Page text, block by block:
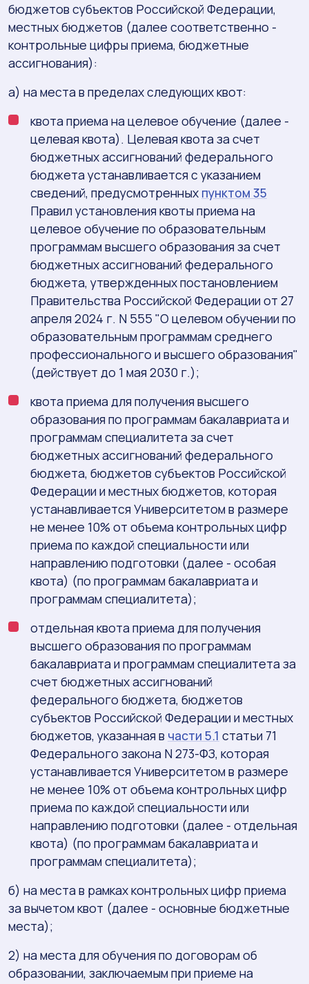
бюджетов субъектов Российской Федерации,
местных бюджетов (далее соответственно -
контрольные цифры приема, бюджетные
ассигнования):
а) на места в пределах следующих квот:
квота приема на целевое обучение (далее -
целевая квота). Целевая квота за счет
бюджетных ассигнований федерального
бюджета устанавливается с указанием
сведений, предусмотренных пунктом 35
Правил установления квоты приема на
целевое обучение по образовательным
программам высшего образования за счет
бюджетных ассигнований федерального
бюджета, утвержденных постановлением
Правительства Российской Федерации от 27
апреля 2024 г. N 555 "О целевом обучении по
образовательным программам среднего
профессионального и высшего образования"
(действует до 1 мая 2030 г.);
квота приема для получения высшего
образования по программам бакалавриата и
программам специалитета за счет
бюджетных ассигнований федерального
бюджета, бюджетов субъектов Российской
Федерации и местных бюджетов, которая
устанавливается Университетом в размере
не менее 10% от объема контрольных цифр
приема по каждой специальности или
направлению подготовки (далее - особая
квота) (по программам бакалавриата и
программам специалитета);
отдельная квота приема для получения
высшего образования по программам
бакалавриата и программам специалитета за
счет бюджетных ассигнований
федерального бюджета, бюджетов
субъектов Российской Федерации и местных
бюджетов, указанная в части 5.1 статьи 71
Федерального закона N 273-ФЗ, которая
устанавливается Университетом в размере
не менее 10% от объема контрольных цифр
приема по каждой специальности или
направлению подготовки (далее - отдельная
квота) (по программам бакалавриата и
программам специалитета);
б) на места в рамках контрольных цифр приема
за вычетом квот (далее - основные бюджетные
места);
2) на места для обучения по договорам об
образовании, заключаемым при приеме на